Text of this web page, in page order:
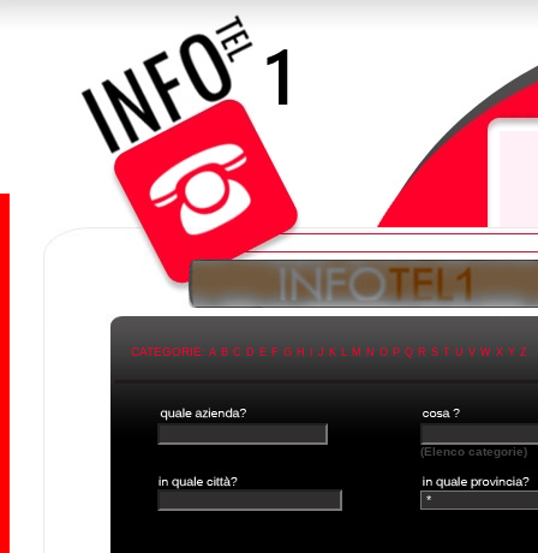
CATEGORIE: A B C D E F G H J K L M N O P Q R S T U V W X Y Z
(Elenco categorie)